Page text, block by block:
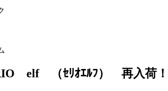
elf （ｾﾘｵｴﾙﾌ） 再入荷！